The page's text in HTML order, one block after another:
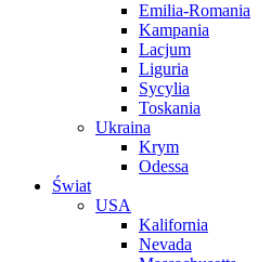
Emilia-Romania
Kampania
Lacjum
Liguria
Sycylia
Toskania
Ukraina
Krym
Odessa
Świat
USA
Kalifornia
Nevada